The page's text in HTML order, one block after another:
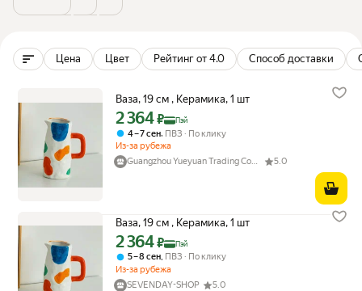
Цена Цвет Рейтинг от 4.0 Способ доставки
Ваза, 19 см , Керамика, 1 шт
Цена с картой Яндекс Пэй 2364 ₽ вместо
2 364₽ Пэй
4 – 7 сен, ПВЗ
По клику
Из-за рубежа
Guangzhou Yueyuan Trading Company
5.0
Ваза, 19 см , Керамика, 1 шт
Цена с картой Яндекс Пэй 2364 ₽ вместо
2 364₽ Пэй
5 – 8 сен, ПВЗ
По клику
Из-за рубежа
SEVENDAY-SHOP
5.0